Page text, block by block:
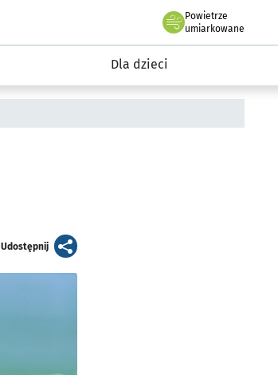
Powietrze
we Wrocławiu
umiarkowane
Dla dzieci
Udostępnijartykuł